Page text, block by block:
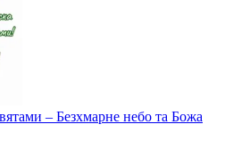
– Безхмарне небо та Божа